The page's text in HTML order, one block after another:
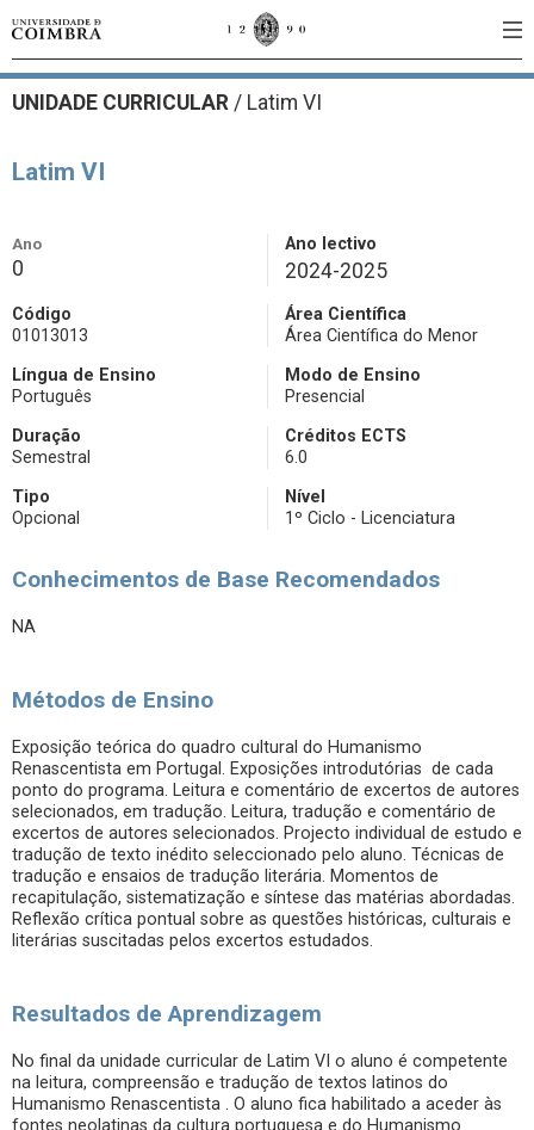
UNIDADE CURRICULAR / Latim VI
Latim VI
Ano
0
Ano lectivo
2024-2025
Código
01013013
Área Científica
Área Científica do Menor
Língua de Ensino
Português
Modo de Ensino
Presencial
Duração
Semestral
Créditos ECTS
6.0
Tipo
Opcional
Nível
1º Ciclo - Licenciatura
Conhecimentos de Base Recomendados
NA
Métodos de Ensino
Exposição teórica do quadro cultural do Humanismo
Renascentista em Portugal. Exposições introdutórias de cada
ponto do programa. Leitura e comentário de excertos de autores
selecionados, em tradução. Leitura, tradução e comentário de
excertos de autores selecionados. Projecto individual de estudo e
tradução de texto inédito seleccionado pelo aluno. Técnicas de
tradução e ensaios de tradução literária. Momentos de
recapitulação, sistematização e síntese das matérias abordadas.
Reflexão crítica pontual sobre as questões históricas, culturais e
literárias suscitadas pelos excertos estudados.
Resultados de Aprendizagem
No final da unidade curricular de Latim VI o aluno é competente
na leitura, compreensão e tradução de textos latinos do
Humanismo Renascentista . O aluno fica habilitado a aceder às
fontes neolatinas da cultura portuguesa e do Humanismo